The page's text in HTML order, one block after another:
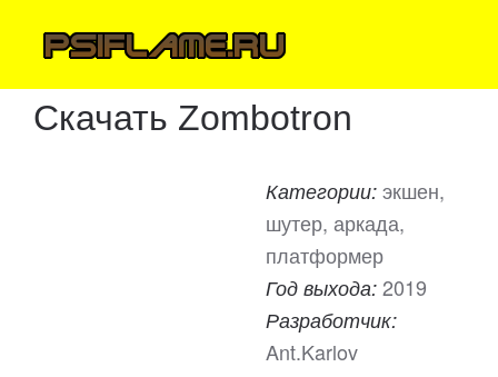
Скачать Zombotron
Категории: экшен,
шутер, аркада,
платформер
Год выхода: 2019
Разработчик:
Ant.Karlov